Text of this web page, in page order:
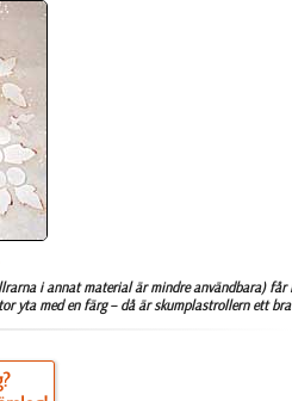
i annat material är mindre användbara) får
yta med en färg – då är skumplastrollern ett